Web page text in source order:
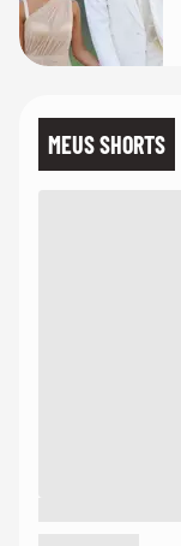
MEUS SHORTS